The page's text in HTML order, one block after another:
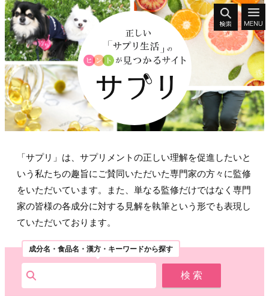
「サプリ」は、サプリメントの正しい理解を促進したいと
いう私たちの趣旨にご賛同いただいた専門家の方々に監修
をいただいています。また、単なる監修だけではなく専門
家の皆様の各成分に対する見解を執筆という形でも表現し
ていただいております。
成分名・食品名・漢方・キーワードから探す